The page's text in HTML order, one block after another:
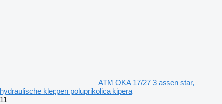
ATM OKA 17/27 3 assen star,
hydraulische kleppen poluprikolica kipera
11